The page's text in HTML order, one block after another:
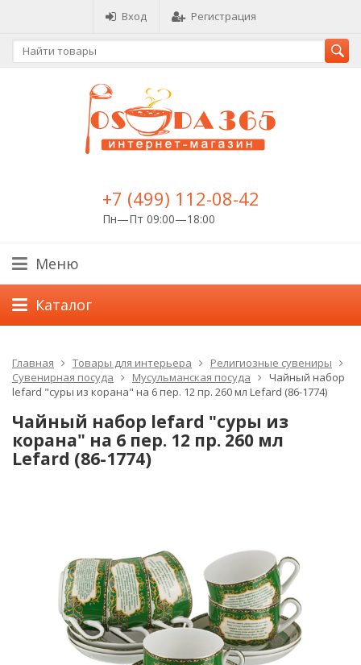
Вход Регистрация
+7 (499) 112-08-42
Пн—Пт 09:00—18:00
Меню
Каталог
Главная Товары для интерьера
Религиозные сувениры
Сувенирная посуда
Мусульманская посуда
Чайный набор
lefard "суры из корана" на 6 пер. 12 пр. 260 мл Lefard (86-1774)
Чайный набор lefard "суры из
корана" на 6 пер. 12 пр. 260 мл
Lefard (86-1774)